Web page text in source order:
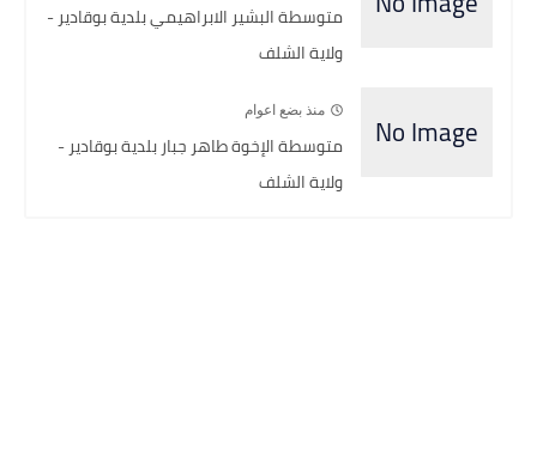
متوسطة البشير الابراهيمي بلدية بوقادير -
ولاية الشلف
منذ بضع اعوام
متوسطة الإخوة طاهر جبار بلدية بوقادير -
ولاية الشلف